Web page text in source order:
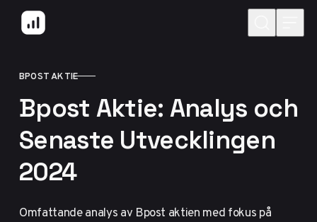
Hoppa till innehåll
KATEGORI
BPOST AKTIE
Bpost Aktie: Analys och
Senaste Utvecklingen
2024
Omfattande analys av Bpost aktien med fokus på